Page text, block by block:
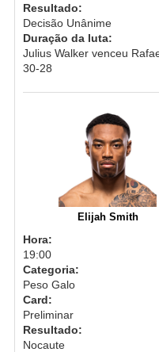
Resultado:
Decisão Unânime
Duração da luta:
Julius Walker venceu
30-28
Elijah Smith
Hora:
19:00
Categoria:
Peso Galo
Card:
Preliminar
Resultado:
Nocaute